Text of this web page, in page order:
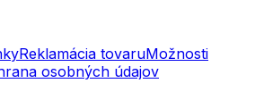
Reklamácia tovaruMožnosti
osobných údajov